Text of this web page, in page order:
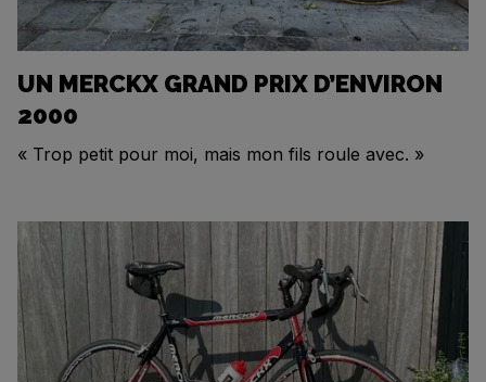
UN MERCKX GRAND PRIX D’ENVIRON
2000
« Trop petit pour moi, mais mon fils roule avec. »